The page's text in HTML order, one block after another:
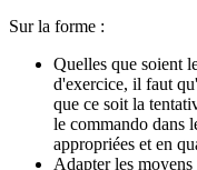
Sur la forme :
Quelles que soient
d'exercice, il faut
que ce soit la
le commando dans
appropriées et en
Adapter les